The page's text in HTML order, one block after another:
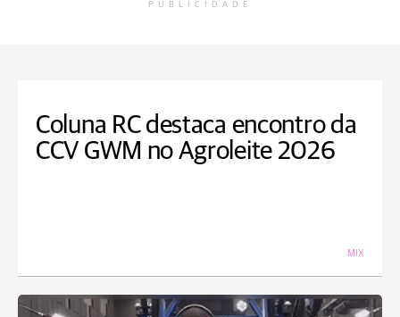
PUBLICIDADE
Coluna RC destaca encontro da
CCV GWM no Agroleite 2026
MIX